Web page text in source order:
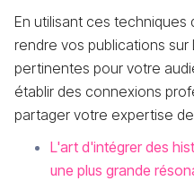
En utilisant ces
rendre vos publications
pertinentes pour votre
établir des connexions
partager votre expertise
L'art d'intégrer des
une plus grande